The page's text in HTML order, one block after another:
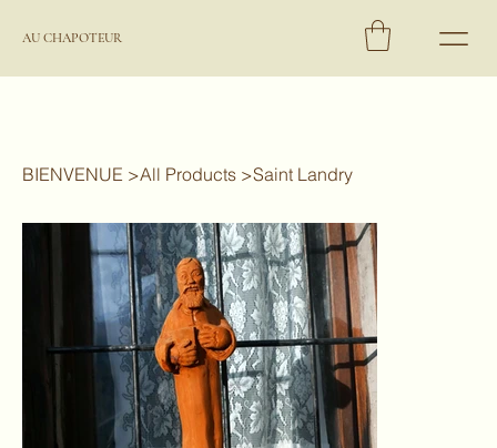
AU CHAPOTEUR
BIENVENUE >All Products >Saint Landry